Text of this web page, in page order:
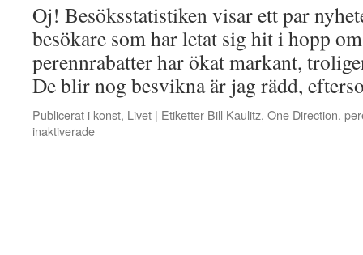
Oj! Besöksstatistiken visar ett par
besökare som har letat sig hit i hopp
perennrabatter har ökat markant,
De blir nog besvikna är jag rädd,
Publicerat i konst, Livet | Etiketter Bill Kaulitz, One Direction,
inaktiveradeför